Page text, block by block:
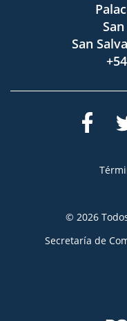
San
© 2026
Secretaría de